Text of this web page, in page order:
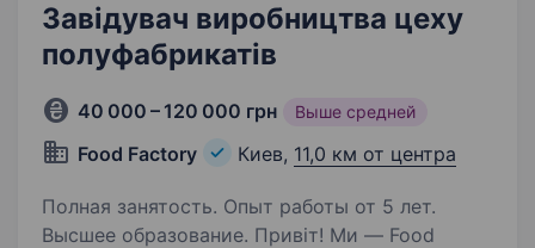
Завідувач виробництва цеху
полуфабрикатів
40 000 – 120 000 грн Выше средней
Food Factory Киев, 11,0 км от центра
Полная занятость. Опыт работы от 5 лет.
Высшее образование. Привіт! Ми — Food